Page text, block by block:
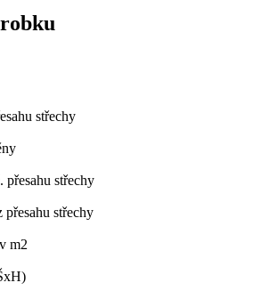
střechy
střechy
přesahu střechy
m2